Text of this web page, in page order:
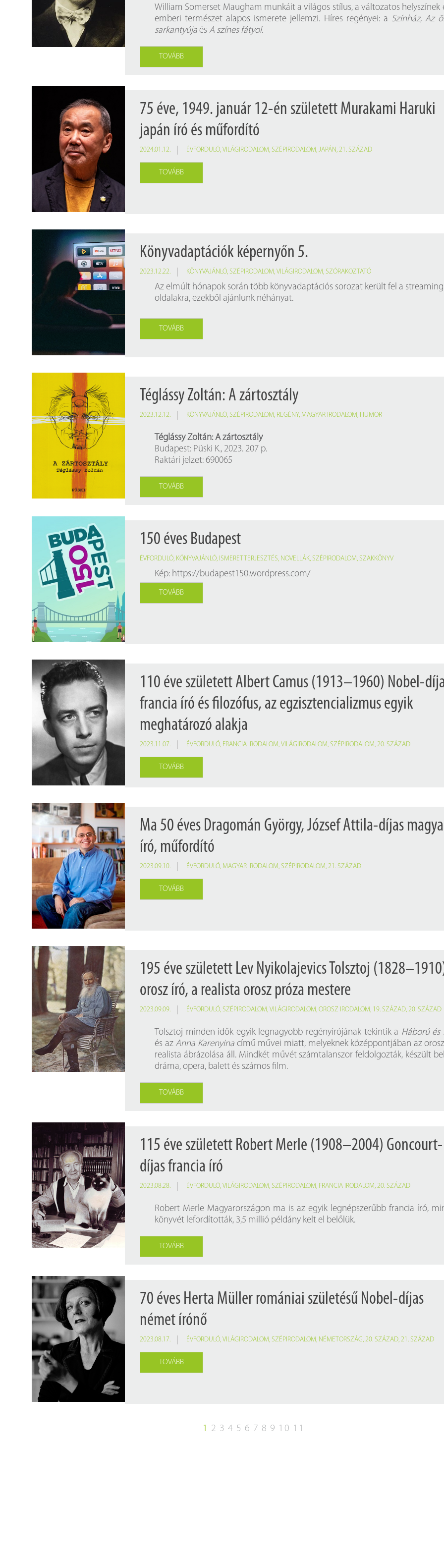
Findura Imre-díszoklevéllel kitüntetett kollégáink
Galéria
Pályázatok
Próbahozzáférések Kitekintő
Könyvtári
William Somerset Maugham munkáit a világos stílus, a változatos helyszínek
emberi természet alapos ismerete jellemzi. Híres regényei: a Színház, Az
sarkantyúja ésA színes fátyol.
TOVÁBB
75 éve, 1949. január 12-én született Murakami Haruki
japán író és műfordító
2024.01.12. ÉVFORDULÓ,VILÁGIRODALOM,SZÉPIRODALOM,JAPÁN,21. SZÁZAD
TOVÁBB
Könyvadaptációk képernyőn 5.
2023.12.22. KÖNYVAJÁNLÓ,SZÉPIRODALOM,VILÁGIRODALOM,SZÓRAKOZTATÓ
Az elmúlt hónapok során több könyvadaptációs sorozat került fel a streaming
oldalakra, ezekből ajánlunk néhányat.
TOVÁBB
Téglássy Zoltán: A zártosztály
2023.12.12. KÖNYVAJÁNLÓ,SZÉPIRODALOM, REGÉNY, MAGYAR IRODALOM, HUMOR
Téglássy Zoltán: A zártosztály
Budapest: Püski K., 2023. 207 p.
Raktári jelzet: 690065
TOVÁBB
150 éves Budapest
ÉVFORDULÓ, KÖNYVAJÁNLÓ, ISMERETTERJESZTÉS, NOVELLÁK,SZÉPIRODALOM,SZAKKÖNYV
Kép: https://budapest150.wordpress.com/
TOVÁBB
110 éve született Albert Camus (1913–1960) Nobel-
francia író és filozófus, az egzisztencializmus egyik
meghatározó alakja
2023.11.07. ÉVFORDULÓ, FRANCIA IRODALOM,VILÁGIRODALOM,SZÉPIRODALOM,20. SZÁZAD
TOVÁBB
Ma 50 éves Dragomán György, József Attila-díjas
író, műfordító
2023.09.10. ÉVFORDULÓ, MAGYAR IRODALOM,SZÉPIRODALOM,21. SZÁZAD
TOVÁBB
195 éve született Lev Nyikolajevics Tolsztoj
orosz író, a realista orosz próza mestere
2023.09.09. ÉVFORDULÓ,SZÉPIRODALOM,VILÁGIRODALOM,OROSZ IRODALOM, 19. SZÁZAD,20. SZÁZAD
Tolsztoj minden idők egyik legnagyobb regényírójának tekintik a Háború és
és azAnna Karenyina című művei miatt, melyeknek középpontjában az
realista ábrázolása áll. Mindkét művét számtalanszor feldolgozták, készült
dráma, opera, balett és számos film.
TOVÁBB
115 éve született Robert Merle (1908–2004) Goncourt-
díjas francia író
2023.08.28. ÉVFORDULÓ,VILÁGIRODALOM,SZÉPIRODALOM, FRANCIA IRODALOM,20. SZÁZAD
Robert Merle Magyarországon ma is az egyik legnépszerűbb francia író,
könyvét lefordították, 3,5 millió példány kelt el belőlük.
TOVÁBB
70 éves Herta Müller romániai születésű Nobel-díjas
német írónő
2023.08.17. ÉVFORDULÓ,VILÁGIRODALOM,SZÉPIRODALOM, NÉMETORSZÁG,20. SZÁZAD,21. SZÁZAD
TOVÁBB
1 2 3 4 5 6 7 8 9 10 11